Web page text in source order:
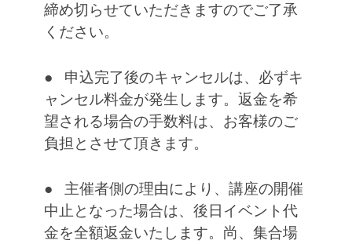
締め切らせていただきますのでご了承
ください。
● 申込完了後のキャンセルは、必ずキ
ャンセル料金が発生します。返金を希
望される場合の手数料は、お客様のご
負担とさせて頂きます。
● 主催者側の理由により、講座の開催
中止となった場合は、後日イベント代
金を全額返金いたします。尚、集合場